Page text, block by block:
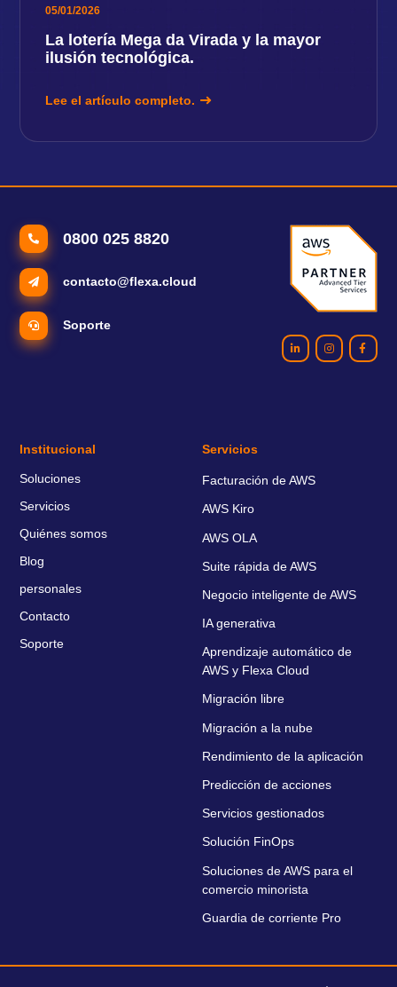
05/01/2026
La lotería Mega da Virada y la mayor
ilusión tecnológica.
Lee el artículo completo.
0800 025 8820
contacto@flexa.cloud
Soporte
Institucional
Soluciones
Servicios
Quiénes somos
Blog
personales
Contacto
Soporte
Servicios
Facturación de AWS
AWS Kiro
AWS OLA
Suite rápida de AWS
Negocio inteligente de AWS
IA generativa
Aprendizaje automático de
AWS y Flexa Cloud
Migración libre
Migración a la nube
Rendimiento de la aplicación
Predicción de acciones
Servicios gestionados
Solución FinOps
Soluciones de AWS para el
comercio minorista
Guardia de corriente Pro